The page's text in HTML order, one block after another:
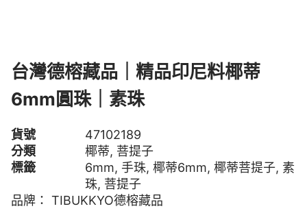
台灣德榕藏品｜精品印尼料椰蒂
6mm圓珠｜素珠
貨號
47102189
分類
椰蒂, 菩提子
標籤
6mm, 手珠, 椰蒂6mm, 椰蒂菩提子, 素
珠, 菩提子
品牌： TIBUKKYO德榕藏品